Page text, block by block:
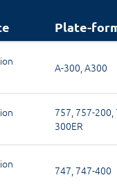
Plate-
A-300,A300
757, 757-200,
300ER
747, 747-400